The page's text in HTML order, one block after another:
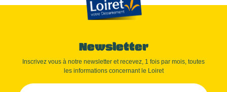
Newsletter
Inscrivez vous à notre newsletter et recevez, 1 fois par mois, toutes
les informations concernant le Loiret